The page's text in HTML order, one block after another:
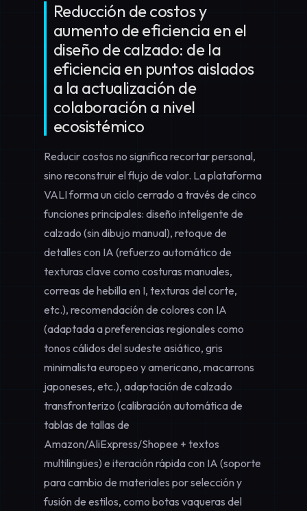
Reducción de costos y
aumento de eficiencia en el
diseño de calzado: de la
eficiencia en puntos aislados
a la actualización de
colaboración a nivel
ecosistémico
Reducir costos no significa recortar personal,
sino reconstruir el flujo de valor. La plataforma
VALI forma un ciclo cerrado a través de cinco
funciones principales: diseño inteligente de
calzado (sin dibujo manual), retoque de
detalles con IA (refuerzo automático de
texturas clave como costuras manuales,
correas de hebilla en I, texturas del corte,
etc.), recomendación de colores con IA
(adaptada a preferencias regionales como
tonos cálidos del sudeste asiático, gris
minimalista europeo y americano, macarrons
japoneses, etc.), adaptación de calzado
transfronterizo (calibración automática de
tablas de tallas de
Amazon/AliExpress/Shopee + textos
multilingües) e iteración rápida con IA (soporte
para cambio de materiales por selección y
fusión de estilos, como botas vaqueras del